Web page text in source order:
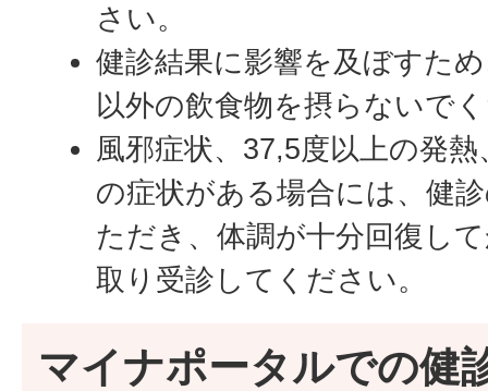
さい。
健診結果に影響を及ぼすた
以外の飲食物を摂らないで
風邪症状、37,5度以上の発
の症状がある場合には、健
ただき、体調が十分回復し
取り受診してください。
マイナポータルでの健